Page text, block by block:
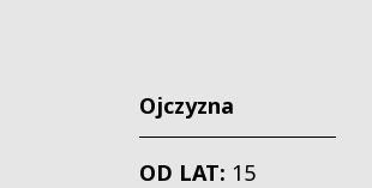
Ojczyzna
OD LAT: 15